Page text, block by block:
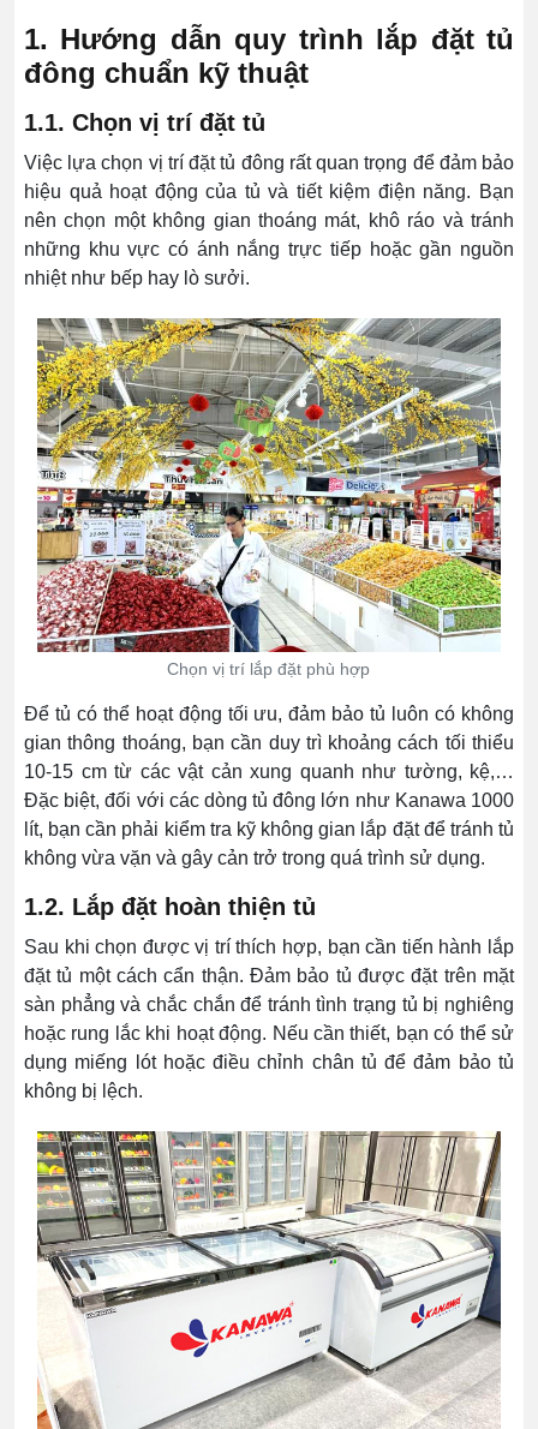
1. Hướng dẫn quy trình lắp đặt tủ
đông chuẩn kỹ thuật
1.1. Chọn vị trí đặt tủ
Việc lựa chọn vị trí đặt tủ đông rất quan trọng để đảm bảo
hiệu quả hoạt động của tủ và tiết kiệm điện năng. Bạn
nên chọn một không gian thoáng mát, khô ráo và tránh
những khu vực có ánh nắng trực tiếp hoặc gần nguồn
nhiệt như bếp hay lò sưởi.
Chọn vị trí lắp đặt phù hợp
Để tủ có thể hoạt động tối ưu, đảm bảo tủ luôn có không
gian thông thoáng, bạn cần duy trì khoảng cách tối thiểu
10-15 cm từ các vật cản xung quanh như tường, kệ,…
Đặc biệt, đối với các dòng tủ đông lớn như Kanawa 1000
lít, bạn cần phải kiểm tra kỹ không gian lắp đặt để tránh tủ
không vừa vặn và gây cản trở trong quá trình sử dụng.
1.2. Lắp đặt hoàn thiện tủ
Sau khi chọn được vị trí thích hợp, bạn cần tiến hành lắp
đặt tủ một cách cẩn thận. Đảm bảo tủ được đặt trên mặt
sàn phẳng và chắc chắn để tránh tình trạng tủ bị nghiêng
hoặc rung lắc khi hoạt động. Nếu cần thiết, bạn có thể sử
dụng miếng lót hoặc điều chỉnh chân tủ để đảm bảo tủ
không bị lệch.